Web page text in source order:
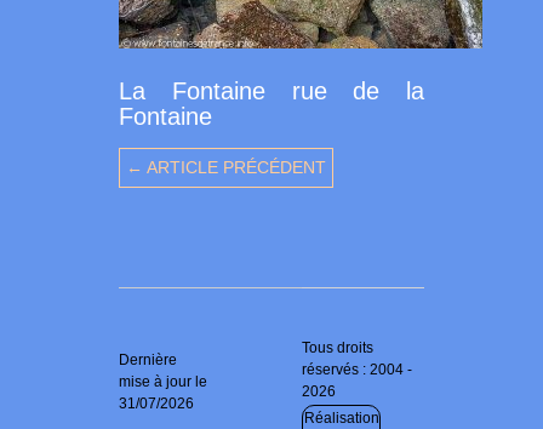
La Fontaine rue de la
Fontaine
← ARTICLE PRÉCÉDENT
Dernière
mise à jour le
31/07/2026
Tous droits
réservés : 2004 -
2026
Réalisation